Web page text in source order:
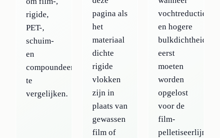
rigide,
PET-,
schuim-
en
compoundeerroutes
te
vergelijken.
pagina als
het
materiaal
dichte
rigide
vlokken
zijn in
plaats van
gewassen
film of
vochtreductie
en hogere
bulkdichtheid
eerst
moeten
worden
opgelost
voor de
film-
pelletiseerlijn.